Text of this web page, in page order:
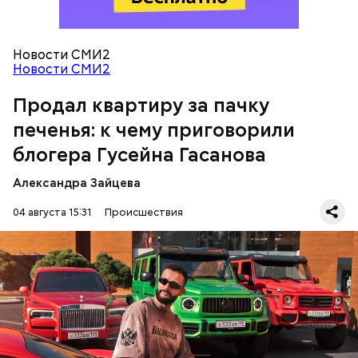
Новости СМИ2
Новости СМИ2
Продал квартиру за пачку
печенья: к чему приговорили
блогера Гусейна Гасанова
Александра Зайцева
04 августа 15:31 Происшествия
В мае 2025 года МВД РФ объявило в
международный розыскблогера Гусейна Гасанова.
В его отношении возбудили уголовное дело о
Фото: База розыска МВД РФ
распределил между родственниками и
собственными счетами.